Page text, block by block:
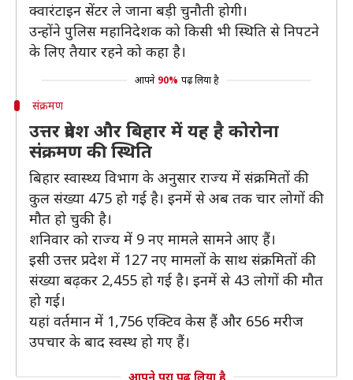
क्वारंटाइन सेंटर ले जाना बड़ी चुनौती होगी।
उन्होंने पुलिस महानिदेशक को किसी भी स्थिति से निपटने
के लिए तैयार रहने को कहा है।
आपने 90% पढ़ लिया है
संक्रमण
उत्तर प्रदेश और बिहार में यह है कोरोना
संक्रमण की स्थिति
बिहार स्वास्थ्य विभाग के अनुसार राज्य में संक्रमितों की
कुल संख्या 475 हो गई है। इनमें से अब तक चार लोगों की
मौत हो चुकी है।
शनिवार को राज्य में 9 नए मामले सामने आए हैं।
इसी उत्तर प्रदेश में 127 नए मामलों के साथ संक्रमितों की
संख्या बढ़कर 2,455 हो गई है। इनमें से 43 लोगों की मौत
हो गई।
यहां वर्तमान में 1,756 एक्टिव केस हैं और 656 मरीज
उपचार के बाद स्वस्थ हो गए हैं।
आपने पूरा पढ़ लिया है